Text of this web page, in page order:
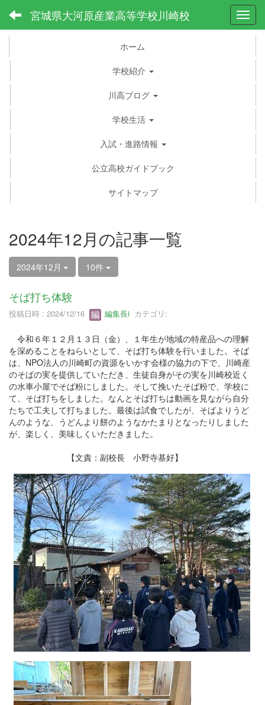
宮城県大河原産業高等学校川崎校
ホーム
学校紹介
川高ブログ
学校生活
入試・進路情報
公立高校ガイドブック
サイトマップ
2024年12月の記事一覧
2024年12月 10件
そば打ち体験
投稿日時 : 2024/12/16 編集長i カテゴリ:
令和６年１２月１３日（金）、１年生が地域の特産品への理解
を深めることをねらいとして、そば打ち体験を行いました。そば
は、NPO法人の川崎町の資源をいかす会様の協力の下で、川崎産
のそばの実を提供していただき、生徒自身がその実を川崎校近く
の水車小屋でそば粉にしました。そして挽いたそば粉で、学校に
て、そば打ちをしました。なんとそば打ちは動画を見ながら自分
たちで工夫して打ちました。最後は試食でしたが、そばよりうど
んのような、うどんより餅のようなかたまりとなったりしました
が、楽しく、美味しくいただきました。
【文責：副校長 小野寺基好】